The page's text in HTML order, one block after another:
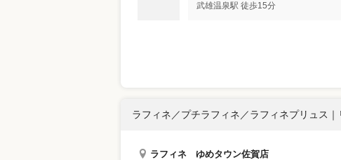
武雄温泉駅 徒歩15分
ラフィネ／プチラフィネ／ラフィネプリュス ｜
ラフィネ ゆめタウン佐賀店